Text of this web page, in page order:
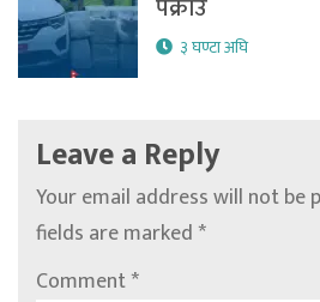
पक्राउ
३ घण्टा अघि
Leave a Reply
Your email address will not be
fields are marked*
Comment*